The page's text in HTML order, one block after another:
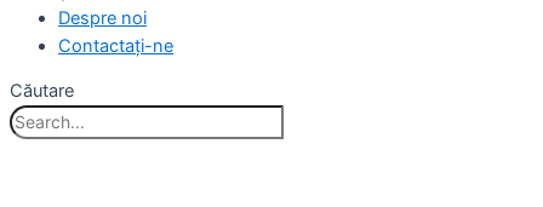
Despre noi
Contactaţi-ne
Căutare